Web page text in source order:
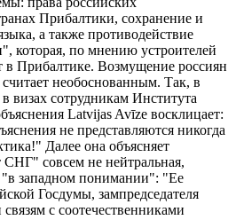
Прибалтики, сохранение и
а также противодействие
которая, по мнению устроителей
в Прибалтике. Возмущение россиян
необоснованным. Так, в
визах сотрудникам Института
Latvijas Avīze восклицает:
не представляются никогда
Далее она объясняет
СНГ" совсем не нейтральная,
"в западном понимании": "Ее
Госдумы, зампредседателя
с соотечественниками